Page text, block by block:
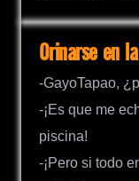
Orinarse en
-GayoTapao,
-¡Es que me
piscina!
-¡Pero si todo